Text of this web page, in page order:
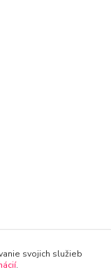
svojich služieb
.